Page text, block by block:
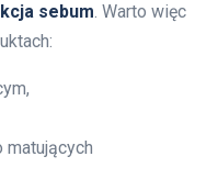
sebum. Warto więc
matujących